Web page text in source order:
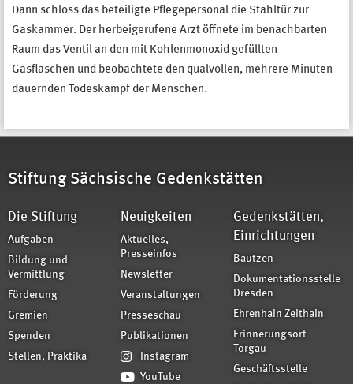
Dann schloss das beteiligte Pflegepersonal die Stahltür zur
Gaskammer. Der herbeigerufene Arzt öffnete im benachbarten
Raum das Ventil an den mit Kohlenmonoxid gefüllten
Gasflaschen und beobachtete den qualvollen, mehrere Minuten
dauernden Todeskampf der Menschen.
Stiftung Sächsische Gedenkstätten
Die Stiftung
Aufgaben
Bildung und
Vermittlung
Förderung
Gremien
Spenden
Stellen, Praktika
Neuigkeiten
Aktuelles,
Presseinfos
Newsletter
Veranstaltungen
Presseschau
Publikationen
Instagram
YouTube
Gedenkstätten,
Einrichtungen
Bautzen
Dokumentationsstelle
Dresden
Ehrenhain Zeithain
Erinnerungsort
Torgau
Geschäftsstelle